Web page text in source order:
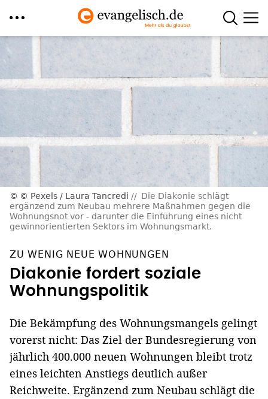
zum
Inhalt
© Pexels / Laura Tancredi
Die Diakonie schlägt
ergänzend zum Neubau mehrere Maßnahmen gegen die
Wohnungsnot vor - darunter die Einführung eines nicht
gewinnorientierten Sektors im Wohnungsmarkt.
ZU WENIG NEUE WOHNUNGEN
Diakonie fordert soziale
Wohnungspolitik
Die Bekämpfung des Wohnungsmangels gelingt
vorerst nicht: Das Ziel der Bundesregierung von
jährlich 400.000 neuen Wohnungen bleibt trotz
eines leichten Anstiegs deutlich außer
Reichweite. Ergänzend zum Neubau schlägt die